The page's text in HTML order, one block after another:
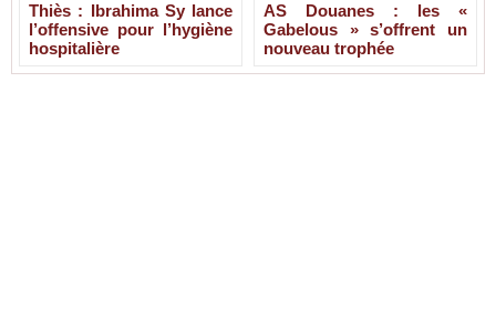
Thiès : Ibrahima Sy lance
l’offensive pour l’hygiène
hospitalière
AS Douanes : les «
Gabelous » s’offrent un
nouveau trophée